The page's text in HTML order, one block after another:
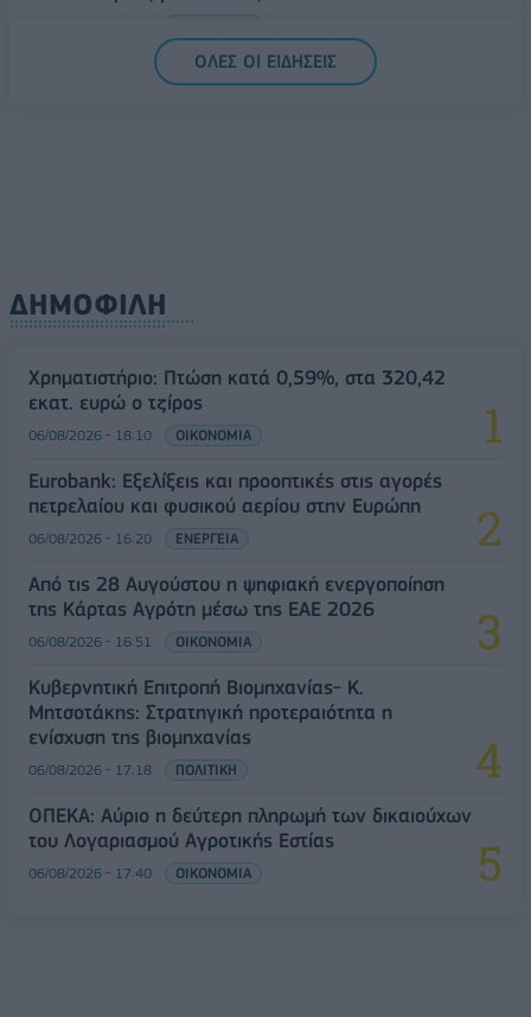
ΟΛΕΣ ΟΙ ΕΙΔΗΣΕΙΣ
ΔΗΜΟΦΙΛΗ
Χρηματιστήριο: Πτώση κατά 0,59%, στα 320,42
εκατ. ευρώ ο τζίρος
06/08/2026 - 18:10 ΟΙΚΟΝΟΜΙΑ
Eurobank: Εξελίξεις και προοπτικές στις αγορές
πετρελαίου και φυσικού αερίου στην Ευρώπη
06/08/2026 - 16:20 ΕΝΕΡΓΕΙΑ
Από τις 28 Αυγούστου η ψηφιακή ενεργοποίηση
της Κάρτας Αγρότη μέσω της ΕΑΕ 2026
06/08/2026 - 16:51 ΟΙΚΟΝΟΜΙΑ
Κυβερνητική Επιτροπή Βιομηχανίας- Κ.
Μητσοτάκης: Στρατηγική προτεραιότητα η
ενίσχυση της βιομηχανίας
06/08/2026 - 17:18 ΠΟΛΙΤΙΚΗ
ΟΠΕΚΑ: Αύριο η δεύτερη πληρωμή των δικαιούχων
του Λογαριασμού Αγροτικής Εστίας
06/08/2026 - 17:40 ΟΙΚΟΝΟΜΙΑ